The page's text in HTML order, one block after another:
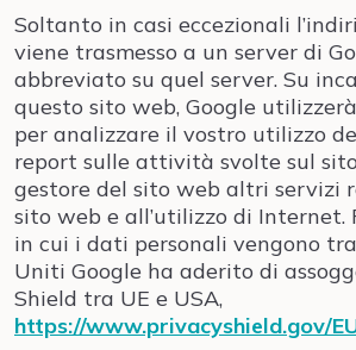
Soltanto in casi eccezionali
viene trasmesso a un server di
abbreviato su quel server. Su
questo sito web, Google
per analizzare il vostro utilizzo
report sulle attività svolte sul
gestore del sito web altri servizi
sito web e all’utilizzo di Internet.
in cui i dati personali vengono
Uniti Google ha aderito di
Shield tra UE e USA,
https://www.privacyshield.gov/